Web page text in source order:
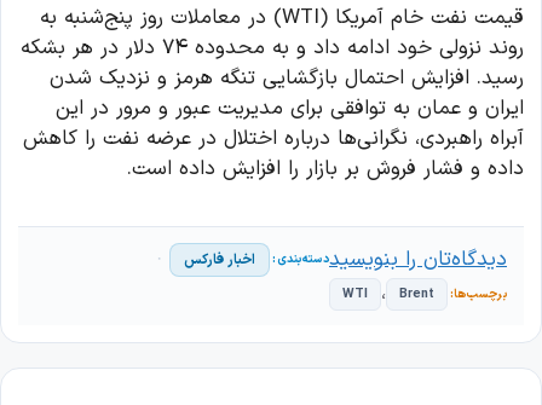
قیمت نفت خام آمریکا (WTI) در معاملات روز پنج‌شنبه به
روند نزولی خود ادامه داد و به محدوده ۷۴ دلار در هر بشکه
رسید. افزایش احتمال بازگشایی تنگه هرمز و نزدیک شدن
ایران و عمان به توافقی برای مدیریت عبور و مرور در این
آبراه راهبردی، نگرانی‌ها درباره اختلال در عرضه نفت را کاهش
داده و فشار فروش بر بازار را افزایش داده است.
اخبار فارکس
Brent ، WTI
دیدگاه‌تان را بنویسید